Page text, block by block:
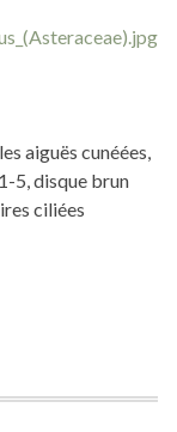
aiguës cunéées,
5, disque brun
ciliées